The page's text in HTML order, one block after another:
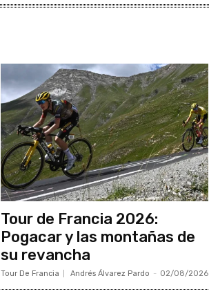
Tour de Francia 2026:
Pogacar y las montañas de
su revancha
Tour De Francia Andrés Álvarez Pardo - 02/08/2026